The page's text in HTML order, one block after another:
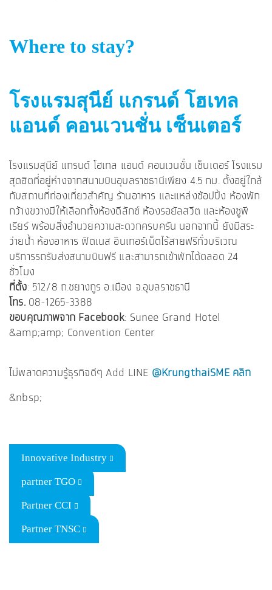
Where to stay?
โรงแรมสุนีย์ แกรนด์ โฮเทล
แอนด์ คอนเวนชั่น เซ็นเตอร์
โรงแรมสุนีย์ แกรนด์ โฮเทล แอนด์ คอนเวนชั่น เซ็นเตอร์ โรงแรม
สุดฮิตที่อยู่ห่างจากสนามบินอุบลราชธานีเพียง 4.5 กม. ตั้งอยู่ใกล้
กับสถานที่ท่องเที่ยวสำคัญ ร้านอาหาร และแหล่งช้อปปิ้ง ห้องพัก
กว้างขวางมีให้เลือกทั้งห้องดีลักซ์ ห้องรอยัลสวีต และห้องซูพี
เรียร์ พร้อมสิ่งอำนวยความสะดวกครบครัน นอกจากนี้ ยังมีสระ
ว่ายน้ำ ห้องอาหาร ฟิตเนส อินเทอร์เน็ตไร้สายฟรีทั่วบริเวณ
บริการรถรับส่งสนามบินฟรี และสามารถเข้าพักได้ตลอด 24
ชั่วโมง
ที่ตั้ง: 512/8 ถ.ชยางกูร อ.เมือง จ.อุบลราชธานี
โทร. 08-1265-3388
ขอบคุณภาพจาก Facebook: Sunee Grand Hotel
&amp;amp; Convention Center
ไม่พลาดความรู้ธุรกิจดีๆ Add LINE @KrungthaiSME คลิก
&nbsp;
Innovative Industry
partner TGO
Partner CCI
Partner TNSC